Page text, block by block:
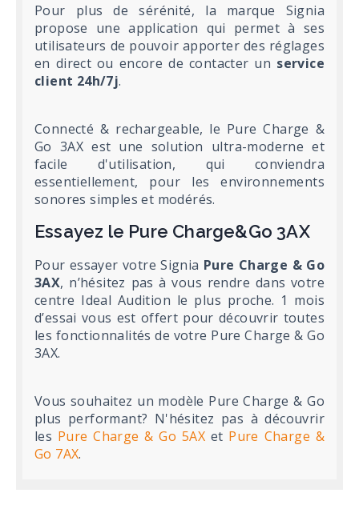
Pour plus de sérénité, la marque Signia
propose une application qui permet à ses
utilisateurs de pouvoir apporter des réglages
en direct ou encore de contacter un service
client 24h/7j.
Connecté & rechargeable, le Pure Charge &
Go 3AX est une solution ultra-moderne et
facile d'utilisation, qui conviendra
essentiellement, pour les environnements
sonores simples et modérés.
Essayez le Pure Charge&Go 3AX
Pour essayer votre Signia Pure Charge & Go
3AX, n’hésitez pas à vous rendre dans votre
centre Ideal Audition le plus proche. 1 mois
d’essai vous est offert pour découvrir toutes
les fonctionnalités de votre Pure Charge & Go
3AX.
Vous souhaitez un modèle Pure Charge & Go
plus performant? N'hésitez pas à découvrir
les Pure Charge & Go 5AX et Pure Charge &
Go 7AX.